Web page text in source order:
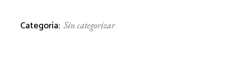
Categoría: Sin categorizar